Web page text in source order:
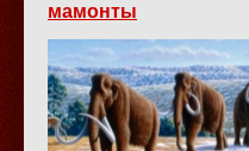
мамонты